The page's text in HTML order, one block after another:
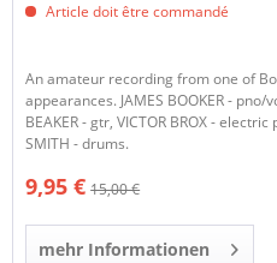
Article doit être commandé
An amateur recording from one of
appearances. JAMES BOOKER - pno/
BEAKER - gtr, VICTOR BROX -
SMITH - drums.
9,95 € 15,00 €
mehr Informationen